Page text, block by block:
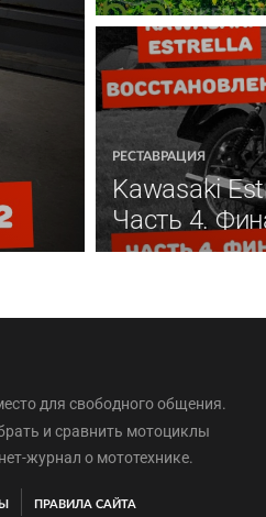
РЕСТАВРАЦИЯ
Kawasaki
Часть 4.
для свободного общения.
и сравнить мотоциклы
журнал о мототехнике.
ПРАВИЛА САЙТА